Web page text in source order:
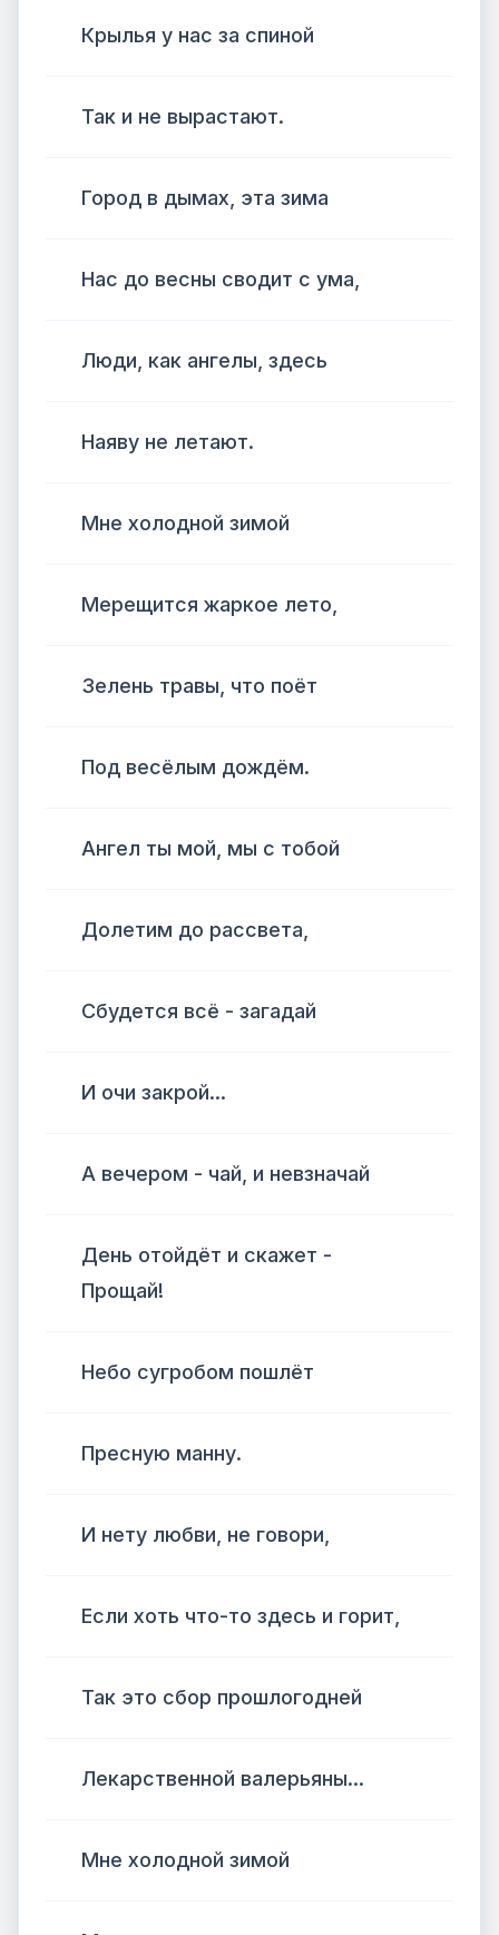
Крылья у нас за спиной
Так и не вырастают.
Город в дымах, эта зима
Нас до весны сводит с ума,
Люди, как ангелы, здесь
Наяву не летают.
Мне холодной зимой
Мерещится жаркое лето,
Зелень травы, что поёт
Под весёлым дождём.
Ангел ты мой, мы с тобой
Долетим до рассвета,
Сбудется всё - загадай
И очи закрой...
А вечером - чай, и невзначай
День отойдёт и скажет -
Прощай!
Небо сугробом пошлёт
Пресную манну.
И нету любви, не говори,
Если хоть что-то здесь и горит,
Так это сбор прошлогодней
Лекарственной валерьяны...
Мне холодной зимой